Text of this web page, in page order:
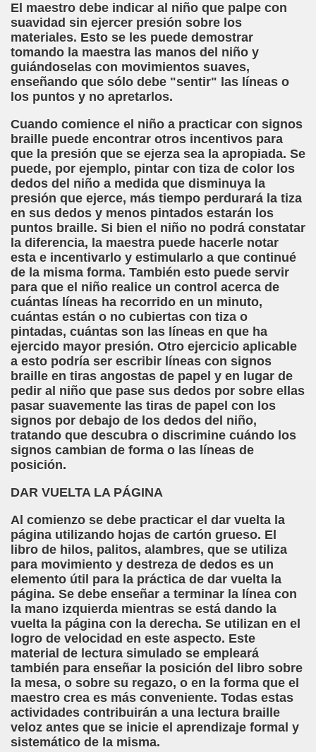
El maestro debe indicar al niño que palpe con
suavidad sin ejercer presión sobre los
materiales. Esto se les puede demostrar
tomando la maestra las manos del niño y
guiándoselas con movimientos suaves,
enseñando que sólo debe "sentir" las líneas o
los puntos y no apretarlos.
Cuando comience el niño a practicar con signos
braille puede encontrar otros incentivos para
que la presión que se ejerza sea la apropiada. Se
puede, por ejemplo, pintar con tiza de color los
dedos del niño a medida que disminuya la
presión que ejerce, más tiempo perdurará la tiza
en sus dedos y menos pintados estarán los
puntos braille. Si bien el niño no podrá constatar
la diferencia, la maestra puede hacerle notar
esta e incentivarlo y estimularlo a que continué
de la misma forma. También esto puede servir
para que el niño realice un control acerca de
cuántas líneas ha recorrido en un minuto,
cuántas están o no cubiertas con tiza o
pintadas, cuántas son las líneas en que ha
ejercido mayor presión. Otro ejercicio aplicable
a esto podría ser escribir líneas con signos
braille en tiras angostas de papel y en lugar de
pedir al niño que pase sus dedos por sobre ellas
pasar suavemente las tiras de papel con los
signos por debajo de los dedos del niño,
tratando que descubra o discrimine cuándo los
signos cambian de forma o las líneas de
posición.
DAR VUELTA LA PÁGINA
Al comienzo se debe practicar el dar vuelta la
página utilizando hojas de cartón grueso. El
libro de hilos, palitos, alambres, que se utiliza
para movimiento y destreza de dedos es un
elemento útil para la práctica de dar vuelta la
página. Se debe enseñar a terminar la línea con
la mano izquierda mientras se está dando la
vuelta la página con la derecha. Se utilizan en el
logro de velocidad en este aspecto. Este
material de lectura simulado se empleará
también para enseñar la posición del libro sobre
la mesa, o sobre su regazo, o en la forma que el
maestro crea es más conveniente. Todas estas
actividades contribuirán a una lectura braille
veloz antes que se inicie el aprendizaje formal y
sistemático de la misma.
(Pedro Zurita)
(Pedro Zurita)
Euskera (Pedro Zurita)
de San Ovidio (Roberto Enjuto)
Soto Galán)
(M. R. Olson)
Fellenius)
Figueroa)
y perspectivas (Enrique Elissalde)
Jesús Cañamares)
de Santiago (Angelines sánchez Herrero)
González Otero)
Disminución Visual Grave (Pedro Zurita)
gonzález Otero)
ONCE de Pontevedra (Blas Vázquez Rodríguez)
(Carmen Bonet Borrás)
de Lectura para los Ciegos (Eutiquio Cabrerizo)
Alicante (Juan José Miñana Estruch)
Blas Sánchez)
Sanz)
(Lola Bogas)
Ciego Integrado a la Escuela Regular (José